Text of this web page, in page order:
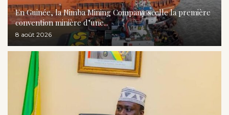
En Guinée, la Nimba Mining Company scelle la première
convention minière d’une...
8 août 2026